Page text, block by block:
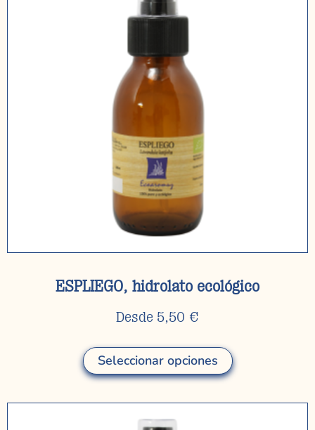
ESPLIEGO, hidrolato ecológico
Desde 5,50 €
Seleccionar opciones